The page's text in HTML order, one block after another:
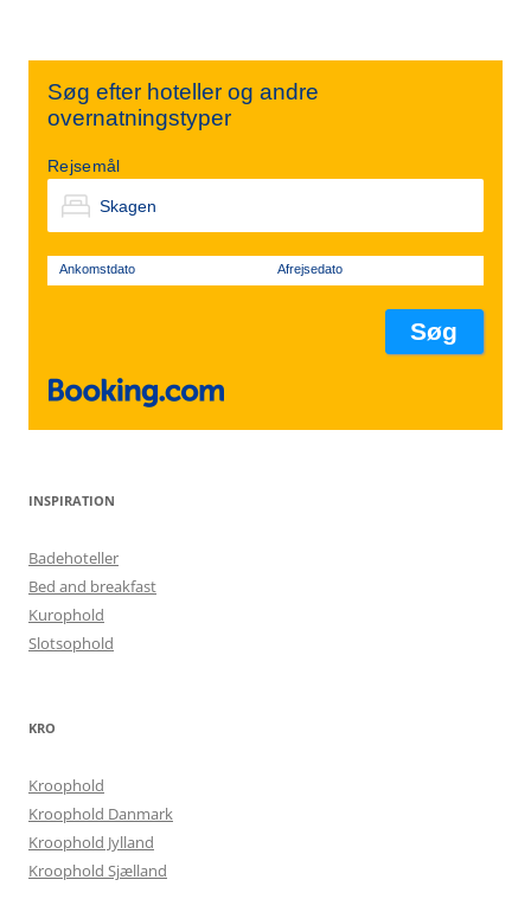
Søg efter hoteller og andre
overnatningstyper
Rejsemål
Ankomstdato Afrejsedato
INSPIRATION
Badehoteller
Bed and breakfast
Kurophold
Slotsophold
KRO
Kroophold
Kroophold Danmark
Kroophold Jylland
Kroophold Sjælland